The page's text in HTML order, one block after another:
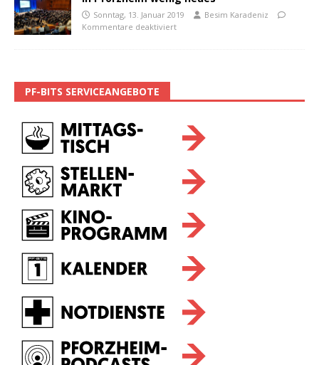
Sonntag, 13. Januar 2019
Besim Karadeniz
Kommentare deaktiviert
PF-BITS SERVICEANGEBOTE